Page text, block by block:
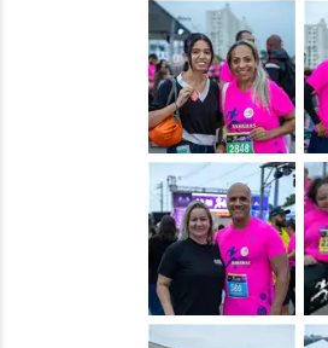
&nbsp;
&nbsp;
&nbsp;